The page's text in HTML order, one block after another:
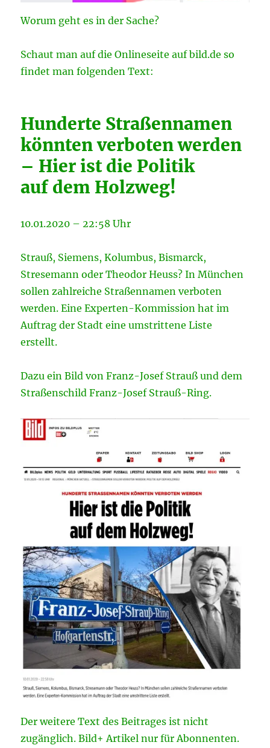
Worum geht es in der Sache?
Schaut man auf die Onlineseite auf bild.de so
findet man folgenden Text:
Hunderte Straßennamen
könnten verboten werden
– Hier ist die Politik
auf dem Holzweg!
10.01.2020 – 22:58 Uhr
Strauß, Siemens, Kolumbus, Bismarck,
Stresemann oder Theodor Heuss? In München
sollen zahlreiche Straßennamen verboten
werden. Eine Experten-Kommission hat im
Auftrag der Stadt eine umstrittene Liste
erstellt.
Dazu ein Bild von Franz-Josef Strauß und dem
Straßenschild Franz-Josef Strauß-Ring.
Der weitere Text des Beitrages ist nicht
zugänglich. Bild+ Artikel nur für Abonnenten.